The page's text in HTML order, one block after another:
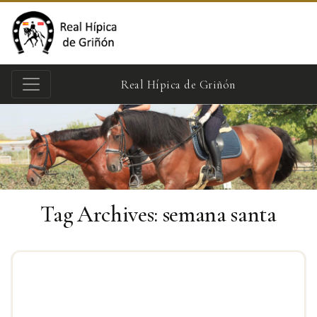
Real Hípica de Griñón
Tag Archives: semana santa